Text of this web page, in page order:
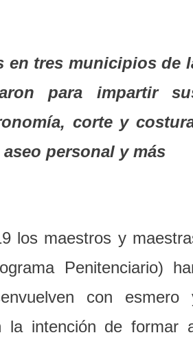
en tres municipios de
para impartir
corte y
personal y más
los maestros y
Penitenciario)
con esmero
la intención de formar